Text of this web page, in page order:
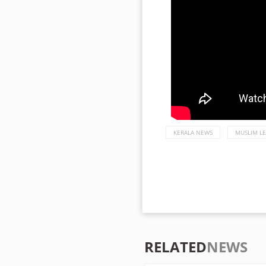
KERALA NEWS MUSLIM
RELATEDNEWS